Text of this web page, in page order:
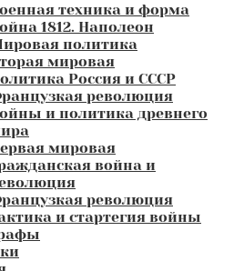
техника и форма
1812. Наполеон
политика
мировая
Россия и СССР
революция
и политика древнего
мировая
война и
революция
и стартегия войны